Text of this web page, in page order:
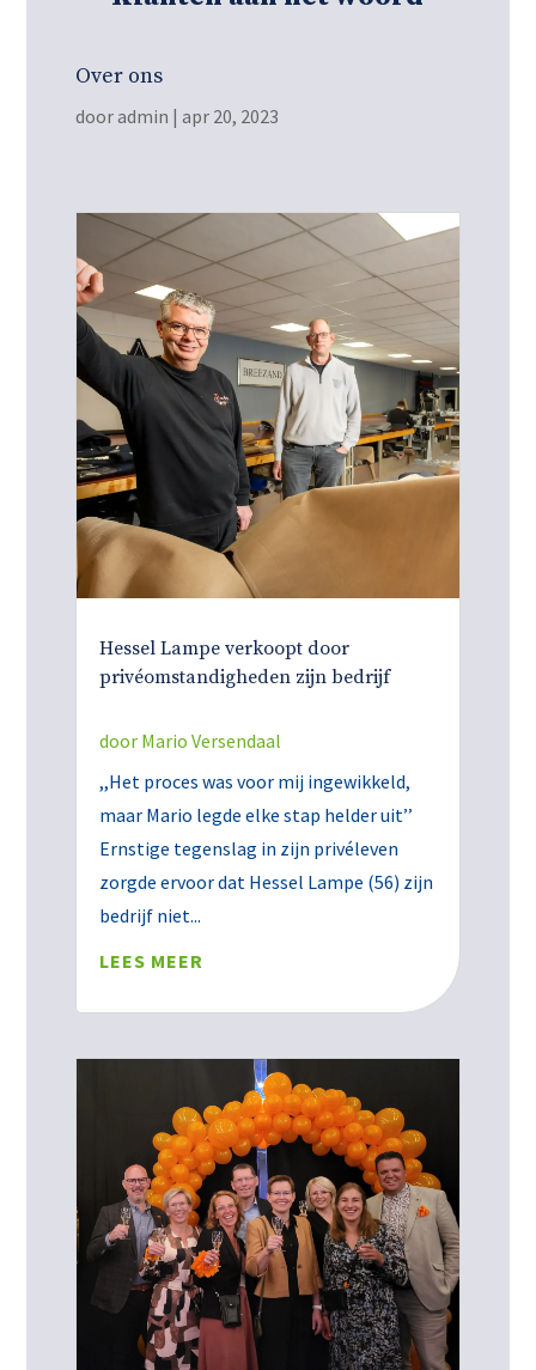
Over ons
dooradmin | apr 20, 2023
Hessel Lampe verkoopt door
privéomstandigheden zijn bedrijf
door Mario Versendaal
,,Het proces was voor mij ingewikkeld,
maar Mario legde elke stap helder uit’’
Ernstige tegenslag in zijn privéleven
zorgde ervoor dat Hessel Lampe (56) zijn
bedrijf niet...
LEES MEER